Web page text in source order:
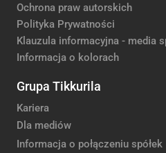
Ochrona praw autorskich
Polityka Prywatności
Klauzula informacyjna - media
Informacja o kolorach
Grupa Tikkurila
Kariera
Dla mediów
Informacja o połączeniu spółek